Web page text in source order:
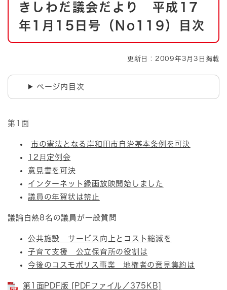
とじる
きしわだ議会だより 平成17
年1月15日号（No119）目次
更新日：2009年3月3日掲載
ページ内目次
第1面
市の憲法となる岸和田市自治基本条例を可決
12月定例会
意見書を可決
インターネット録画放映開始しました
議員の年賀状は禁止
議論白熱8名の議員が一般質問
公共施設 サービス向上とコスト縮減を
子育て支援 公立保育所の役割は
今後のコスモポリス事業 地権者の意見集約は
第1面PDF版 [PDFファイル／375KB]